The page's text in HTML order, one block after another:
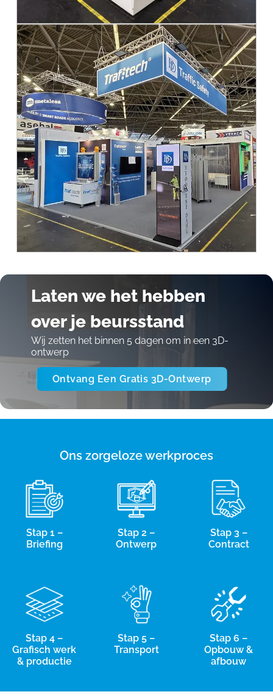
Laten we het hebben
over je beursstand
Wij zetten het binnen 5 dagen om in een 3D-
ontwerp
Ontvang Een Gratis 3D-Ontwerp
Ons zorgeloze werkproces
Stap 1 –
Briefing
Stap 2 –
Ontwerp
Stap 3 –
Contract
Stap 4 –
Grafisch werk
& productie
Stap 5 –
Transport
Stap 6 –
Opbouw &
afbouw